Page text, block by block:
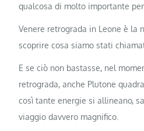
qualcosa di molto importante
Venere retrograda in Leone è la
scoprire cosa siamo stati
E se ciò non bastasse, nel
retrograda, anche Plutone
così tante energie si allineano,
viaggio davvero magnifico.